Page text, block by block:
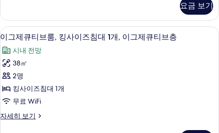
이
즈
침
대
1
개,
이
그
제
티
브
룸,
킹
사
이
침
대
개,
이
요금 보기
이
그
제
큐
티
브
룸,
킹
고급 침구, 오리/거위털 이불, 미니바,
6
이그제큐티브룸, 킹사이즈침대 1개, 이그제큐티브층
시내 전망
38㎡
2명
킹사이즈침대 1개
무료 WiFi
자세히 보기
이